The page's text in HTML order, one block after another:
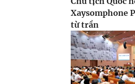
Xaysomphone
từ trần